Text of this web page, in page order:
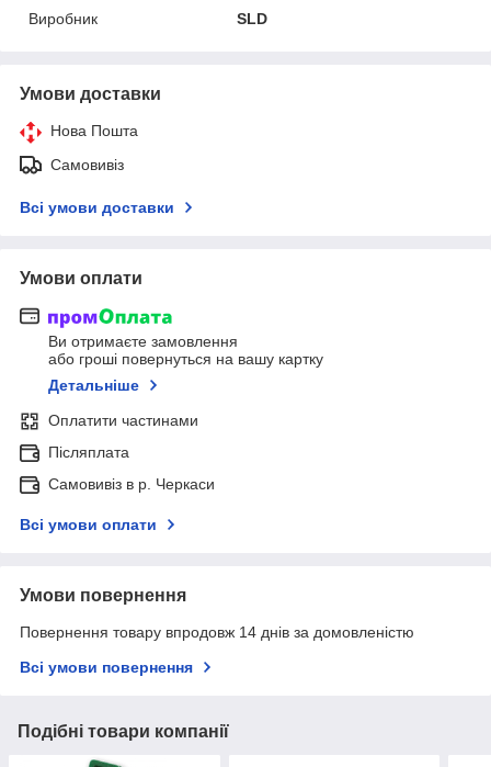
Виробник
SLD
Умови доставки
Нова Пошта
Самовивіз
Всі умови доставки
Умови оплати
Ви отримаєте замовлення
або гроші повернуться на вашу картку
Детальніше
Оплатити частинами
Післяплата
Самовивіз в р. Черкаси
Всі умови оплати
Умови повернення
Повернення товару впродовж 14 днів за домовленістю
Всі умови повернення
Подібні товари компанії